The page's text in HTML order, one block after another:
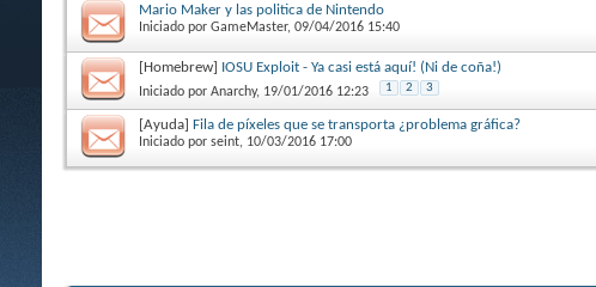
Mario Maker y las politica de Nintendo
Iniciado por GameMaster, 09/04/2016 15:40
[Homebrew] IOSU Exploit - Ya casi está aquí! (Ni de coña!)
Iniciado por Anarchy, 19/01/2016 12:23 1 2 3
[Ayuda] Fila de píxeles que se transporta ¿problema gráfica?
Iniciado por seint, 10/03/2016 17:00